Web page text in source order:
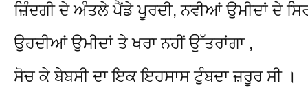
ਜ਼ਿੰਦਗੀ ਦੇ ਅੰਤਲੇ ਪੈਂਡੇ ਪੂਰਦੀ, ਨਵੀਆਂ ਉਮੀਦਾਂ ਦੇ
ਉਹਦੀਆਂ ਉਮੀਦਾਂ ਤੇ ਖਰਾ ਨਹੀਂ ਉੱਤਰਾਂਗਾ ,
ਸੋਚ ਕੇ ਬੇਬਸੀ ਦਾ ਇਕ ਇਹਸਾਸ ਟੁੰਬਦਾ ਜ਼ਰੂਰ ਸੀ ।